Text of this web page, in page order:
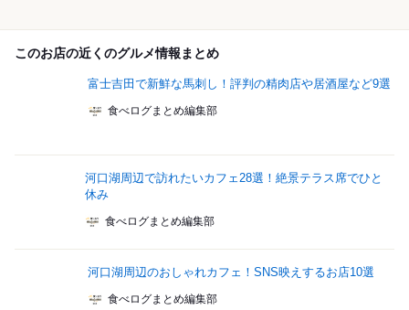
このお店の近くのグルメ情報まとめ
富士吉田で新鮮な馬刺し！評判の精肉店や居酒屋など9選
食べログまとめ編集部
河口湖周辺で訪れたいカフェ28選！絶景テラス席でひと
休み
食べログまとめ編集部
河口湖周辺のおしゃれカフェ！SNS映えするお店10選
食べログまとめ編集部